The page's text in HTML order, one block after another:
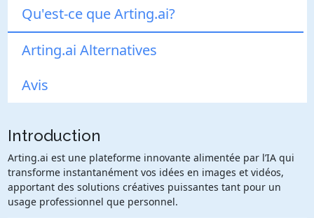
Qu'est-ce que Arting.ai?
Arting.ai Alternatives
Avis
Introduction
Arting.ai est une plateforme innovante alimentée par l’IA qui
transforme instantanément vos idées en images et vidéos,
apportant des solutions créatives puissantes tant pour un
usage professionnel que personnel.